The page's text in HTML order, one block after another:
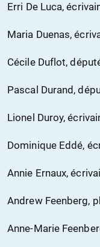
Erri De Luca,
Maria Duenas,
Cécile Duflot,
Pascal Durand,
Lionel Duroy,
Dominique Eddé,
Annie Ernaux,
Andrew Feenberg,
Anne-Marie